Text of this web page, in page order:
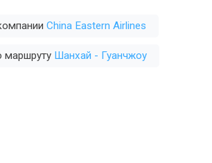
China Eastern Airlines
маршруту Шанхай - Гуанчжоу